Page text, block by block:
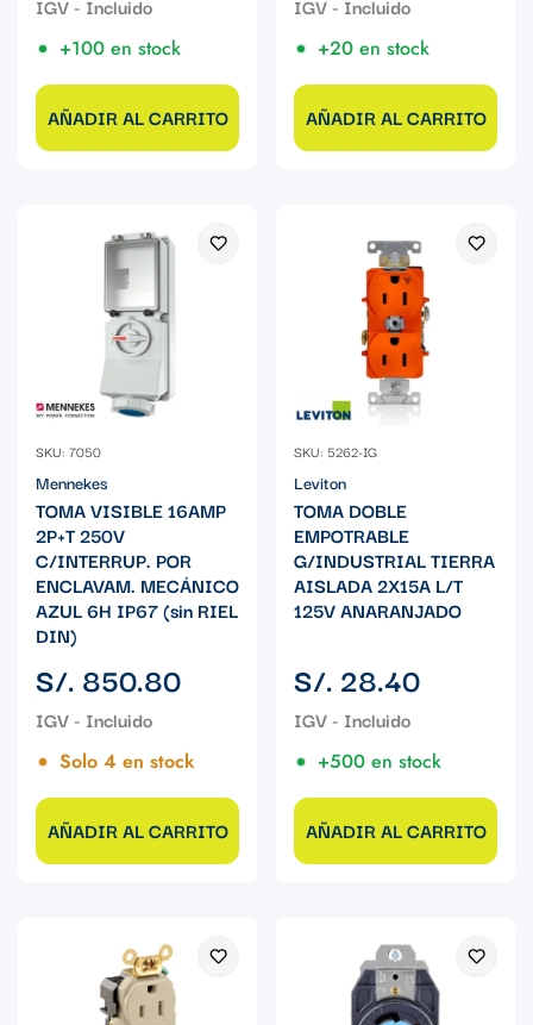
+100 en stock
AÑADIR AL CARRITO
+20 en stock
AÑADIR AL CARRITO
SKU: 7050
Mennekes
TOMA VISIBLE 16AMP
2P+T 250V
C/INTERRUP. POR
ENCLAVAM. MECÁNICO
AZUL 6H IP67 (sin RIEL
DIN)
Precio
regular
S/. 850.80
Solo 4 en stock
AÑADIR AL CARRITO
SKU: 5262-IG
Leviton
TOMA DOBLE
EMPOTRABLE
G/INDUSTRIAL TIERRA
AISLADA 2X15A L/T
125V ANARANJADO
Precio
regular
S/. 28.40
+500 en stock
AÑADIR AL CARRITO